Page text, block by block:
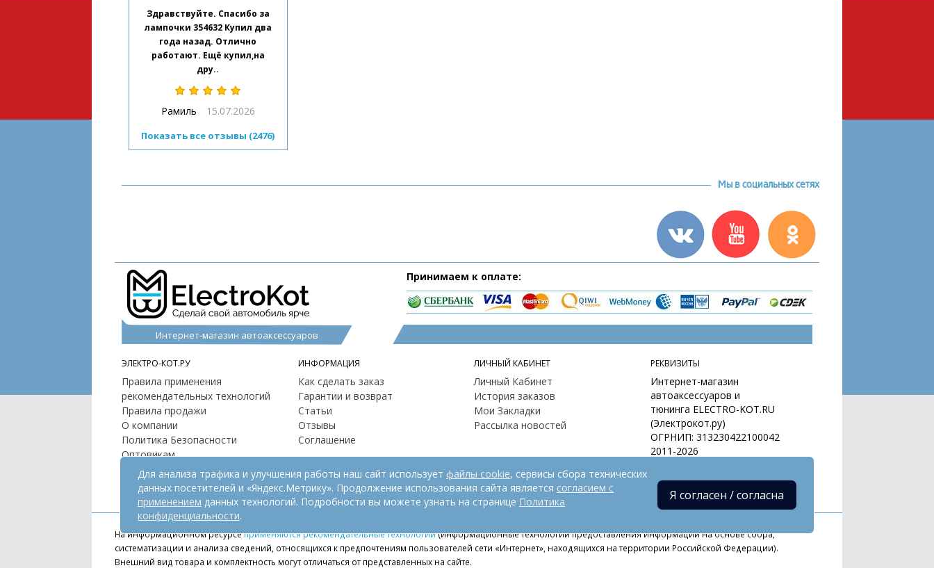
Здравствуйте. Спасибо за
лампочки 354632 Купил два
года назад. Отлично
работают. Ещё купил,на
дру..
Рамиль 15.07.2026
Показать все отзывы (2476)
Мы в социальных сетях
Интернет-магазин автоаксессуаров
Принимаем к оплате:
ЭЛЕКТРО-КОТ.РУ
Правила применения
рекомендательных технологий
Правила продажи
О компании
Политика Безопасности
Оптовикам
Контакты
Карта сайта
ИНФОРМАЦИЯ
Как сделать заказ
Гарантии и возврат
Статьи
Отзывы
Соглашение
ЛИЧНЫЙ КАБИНЕТ
Личный Кабинет
История заказов
Мои Закладки
Рассылка новостей
РЕКВИЗИТЫ
Интернет-магазин
автоаксессуаров и
тюнинга ELECTRO-KOT.RU
(Электрокот.ру)
ОГРНИП: 313230422100042
2011-2026
На информационном ресурсеприменяются рекомендательные технологии(информационные технологии предоставления информации на основе сбора,
систематизации и анализа сведений, относящихся к предпочтениям пользователей сети «Интернет», находящихся на территории Российской Федерации).
Внешний вид товара и комплектность могут отличаться от представленных на сайте.
Для анализа трафика и улучшения работы наш сайт использует файлы cookie, сервисы сбора технических
данных посетителей и «Яндекс.Метрику». Продолжение использования сайта является согласием с
применением данных технологий. Подробности вы можете узнать на странице Политика
конфиденциальности.
Я согласен / согласна